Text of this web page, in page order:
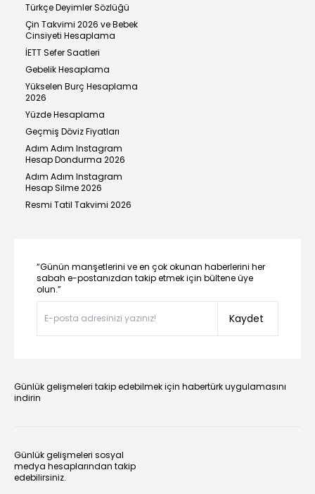
Türkçe Deyimler Sözlüğü
Çin Takvimi 2026 ve Bebek
Cinsiyeti Hesaplama
İETT Sefer Saatleri
Gebelik Hesaplama
Yükselen Burç Hesaplama
2026
Yüzde Hesaplama
Geçmiş Döviz Fiyatları
Adım Adım Instagram
Hesap Dondurma 2026
Adım Adım Instagram
Hesap Silme 2026
Resmi Tatil Takvimi 2026
“Günün manşetlerini ve en çok okunan haberlerini her
sabah e-postanızdan takip etmek için bültene üye
olun.”
Kaydet
Günlük gelişmeleri takip edebilmek için habertürk uygulamasını
indirin
Günlük gelişmeleri sosyal
medya hesaplarından takip
edebilirsiniz.